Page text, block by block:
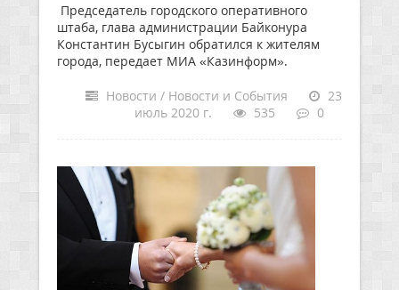
Председатель городского оперативного
штаба, глава администрации Байконура
Константин Бусыгин обратился к жителям
города, передает МИА «Казинформ».
Новости / Новости и События
23
июль 2020 г.
535 0